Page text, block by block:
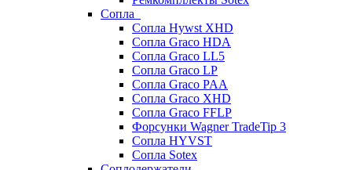
Сопла
Сопла Hywst XHD
Сопла Graco HDA
Сопла Graco LL5
Сопла Graco LP
Сопла Graco PAA
Сопла Graco XHD
Сопла Graco FFLP
Форсунки Wagner TradeTip 3
Сопла HYVST
Сопла Sotex